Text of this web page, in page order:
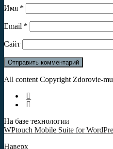
Имя *
Email *
Сайт
All content Copyright Zdorovie-
На базе технологии
WPtouch Mobile Suite for
Наверх